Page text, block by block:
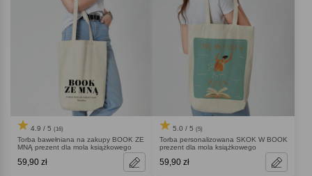
4.9 / 5 (16)
Torba bawełniana na zakupy BOOK ZE
MNĄ prezent dla mola książkowego
59,90 zł
5.0 / 5 (5)
Torba personalizowana SKOK W BOOK
prezent dla mola książkowego
59,90 zł